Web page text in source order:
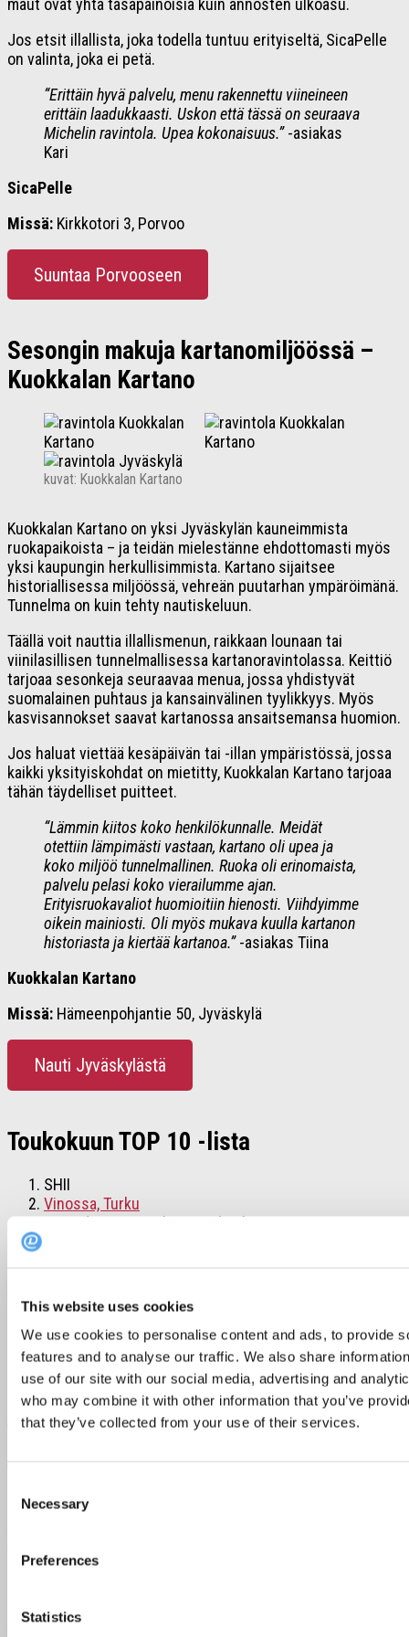
This website uses cookies
We use cookies to personalise content and ads, to provide
features and to analyse our traffic. We also share
use of our site with our social media, advertising and
who may combine it with other information that you’ve
that they’ve collected from your use of their services.
Selection
Necessary
Preferences
Statistics
Jos etsit illallista, joka todella tuntuu erityiseltä, SicaPelle
on valinta, joka ei petä.
“Erittäin hyvä palvelu, menu rakennettu viineineen
erittäin laadukkaasti. Uskon että tässä on seuraava
Michelin ravintola. Upea kokonaisuus.”-asiakas
Kari
SicaPelle
Missä: Kirkkotori 3, Porvoo
Suuntaa Porvooseen
Sesongin makuja kartanomiljöössä –
Kuokkalan Kartano
kuvat: Kuokkalan Kartano
Kuokkalan Kartano on yksi Jyväskylän kauneimmista
ruokapaikoista – ja teidän mielestänne ehdottomasti myös
yksi kaupungin herkullisimmista. Kartano sijaitsee
historiallisessa miljöössä, vehreän puutarhan ympäröimänä.
Tunnelma on kuin tehty nautiskeluun.
Täällä voit nauttia illallismenun, raikkaan lounaan tai
viinilasillisen tunnelmallisessa kartanoravintolassa. Keittiö
tarjoaa sesonkeja seuraavaa menua, jossa yhdistyvät
suomalainen puhtaus ja kansainvälinen tyylikkyys. Myös
kasvisannokset saavat kartanossa ansaitsemansa huomion.
Jos haluat viettää kesäpäivän tai -illan ympäristössä, jossa
kaikki yksityiskohdat on mietitty, Kuokkalan Kartano tarjoaa
tähän täydelliset puitteet.
“Lämmin kiitos koko henkilökunnalle. Meidät
otettiin lämpimästi vastaan, kartano oli upea ja
koko miljöö tunnelmallinen. Ruoka oli erinomaista,
palvelu pelasi koko vierailumme ajan.
Erityisruokavaliot huomioitiin hienosti. Viihdyimme
oikein mainiosti. Oli myös mukava kuulla kartanon
historiasta ja kiertää kartanoa.”-asiakas Tiina
Kuokkalan Kartano
Missä: Hämeenpohjantie 50, Jyväskylä
Nauti Jyväskylästä
Toukokuun TOP 10 -lista
SHII
Vinossa, Turku
Latitude 25 – Omakase, Helsinki
Golden Flower, Oulu
Arctic Restaurant, Rovaniemi
HuuHaa Astro Bar & Bistro, Helsinki
Ravintola Jason, Helsinki
Asiakasarvosteluista
ravintolasta. Arvioiden kohteena ovat niin ravintolan ruoka,
palvelu, miljöö kuin yleinen hinta-laatusuhdekin. Asiakkaat
Vuoden 2024 TOP -listaus on koottu kaikkien kullekin